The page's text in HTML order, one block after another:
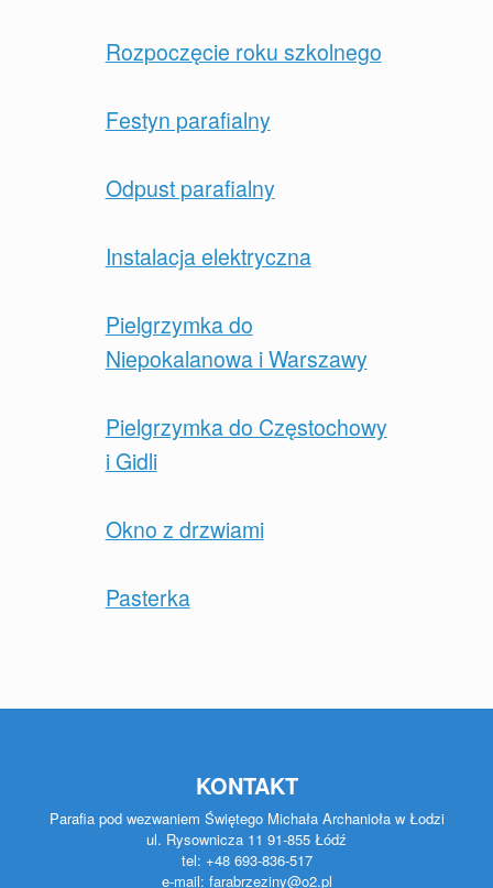
Rozpoczęcie roku szkolnego
Festyn parafialny
Odpust parafialny
Instalacja elektryczna
Pielgrzymka do
Niepokalanowa i Warszawy
Pielgrzymka do Częstochowy
i Gidli
Okno z drzwiami
Pasterka
KONTAKT
Parafia pod wezwaniem Świętego Michała Archanioła w Łodzi
ul. Rysownicza 11 91-855 Łódź
tel: +48 693-836-517
e-mail: farabrzeziny@o2.pl